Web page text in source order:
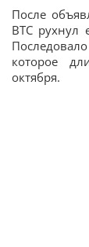
После
BTC рухнул
которое
октября.